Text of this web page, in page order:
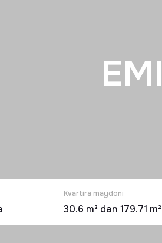
Kvartira maydoni
30.6 m² dan 179.71